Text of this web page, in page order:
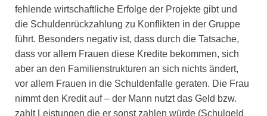
fehlende wirtschaftliche Erfolge der Projekte gibt und
die Schuldenrückzahlung zu Konflikten in der Gruppe
führt. Besonders negativ ist, dass durch die Tatsache,
dass vor allem Frauen diese Kredite bekommen, sich
aber an den Familienstrukturen an sich nichts ändert,
vor allem Frauen in die Schuldenfalle geraten. Die Frau
nimmt den Kredit auf – der Mann nutzt das Geld bzw.
zahlt Leistungen die er sonst zahlen würde (Schulgeld